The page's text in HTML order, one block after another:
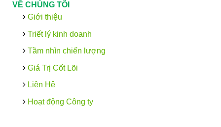
VỀ CHÚNG TÔI
Giới thiệu
Triết lý kinh doanh
Tầm nhìn chiến lượng
Giá Trị Cốt Lõi
Liên Hệ
Hoạt động Công ty